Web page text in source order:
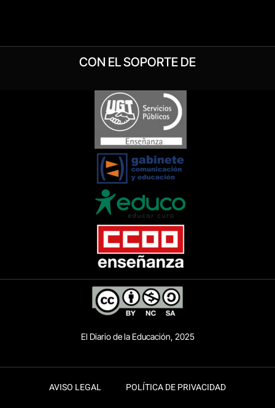
CON EL SOPORTE DE
El Diario de la Educación, 2025
AVISO LEGAL POLÍTICA DE PRIVACIDAD